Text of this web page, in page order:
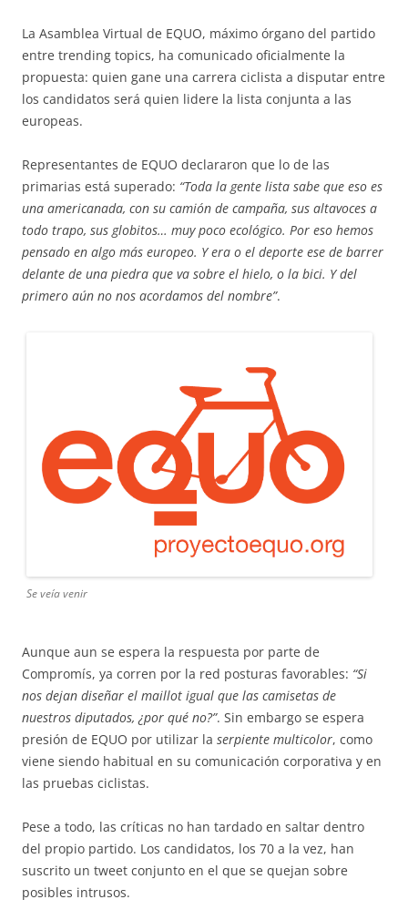
La Asamblea Virtual de EQUO, máximo órgano del partido
entre trending topics, ha comunicado oficialmente la
propuesta: quien gane una carrera ciclista a disputar entre
los candidatos será quien lidere la lista conjunta a las
europeas.
Representantes de EQUO declararon que lo de las
primarias está superado: “Toda la gente lista sabe que eso es
una americanada, con su camión de campaña, sus altavoces a
todo trapo, sus globitos… muy poco ecológico. Por eso hemos
pensado en algo más europeo. Y era o el deporte ese de barrer
delante de una piedra que va sobre el hielo, o la bici. Y del
primero aún no nos acordamos del nombre”.
Se veía venir
Aunque aun se espera la respuesta por parte de
Compromís, ya corren por la red posturas favorables: “Si
nos dejan diseñar el maillot igual que las camisetas de
nuestros diputados, ¿por qué no?”. Sin embargo se espera
presión de EQUO por utilizar la serpiente multicolor, como
viene siendo habitual en su comunicación corporativa y en
las pruebas ciclistas.
Pese a todo, las críticas no han tardado en saltar dentro
del propio partido. Los candidatos, los 70 a la vez, han
suscrito un tweet conjunto en el que se quejan sobre
posibles intrusos.